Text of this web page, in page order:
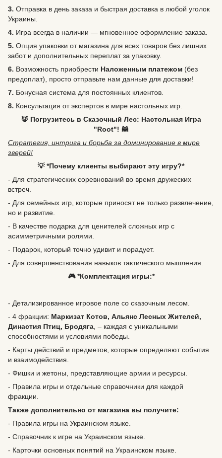
3. Отправка в день заказа и быстрая доставка в любой уголок
Украины.
4. Игра всегда в наличии — мгновенное оформление заказа.
5. Опция упаковки от магазина для всех товаров без лишних
забот и дополнительных переплат за упаковку.
6. Возможность приобрести Наложенным платежом (без
предоплат), просто отправьте нам данные для доставки!
7. Бонусная система для постоянных клиентов.
8. Консультация от экспертов в мире настольных игр.
🦊 Погрузитесь в Сказочный Лес: Настольная Игра
"Root"! 🦝
Стратегия, интрига и борьба за доминирование в мире
зверей!
💡 *Почему клиенты выбирают эту игру?*
- Для стратегических соревнований во время дружеских
встреч.
- Для семейных игр, которые приносят не только развлечение,
но и развитие.
- В качестве подарка для ценителей сложных игр с
асимметричными ролями.
- Подарок, который точно удивит и порадует.
- Для совершенствования навыков тактического мышления.
🎮 *Комплектация игры:*
- Детализированное игровое поле со сказочным лесом.
- 4 фракции: Маркизат Котов, Альянс Лесных Жителей,
Династия Птиц, Бродяга , – каждая с уникальными
способностями и условиями победы.
- Карты действий и предметов, которые определяют события
и взаимодействия.
- Фишки и жетоны, представляющие армии и ресурсы.
- Правила игры и отдельные справочники для каждой
фракции.
Также дополнительно от магазина вы получите:
- Правила игры на Украинском языке.
- Справочник к игре на Украинском языке.
- Карточки основных понятий на Украинском языке.